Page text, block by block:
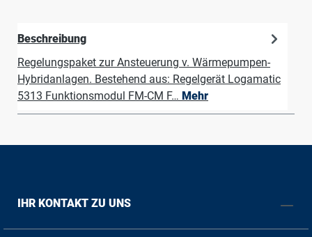
Beschreibung
Regelungspaket zur Ansteuerung v. Wärmepumpen-
Hybridanlagen. Bestehend aus: Regelgerät Logamatic
5313 Funktionsmodul FM-CM F… Mehr
IHR KONTAKT ZU UNS